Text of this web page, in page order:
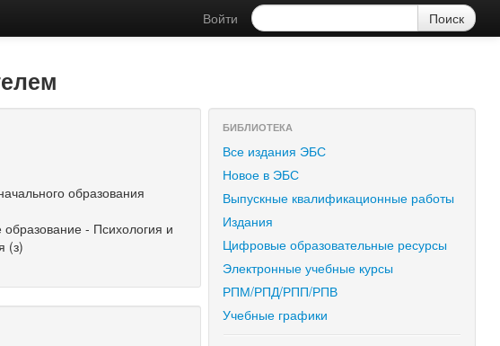
Войти
образования
образование - Психология и
(з)
БИБЛИОТЕКА
Все издания ЭБС
Новое в ЭБС
Выпускные квалификационные работы
Издания
Цифровые образовательные ресурсы
Электронные учебные курсы
РПМ/РПД/РПП/РПВ
Учебные графики